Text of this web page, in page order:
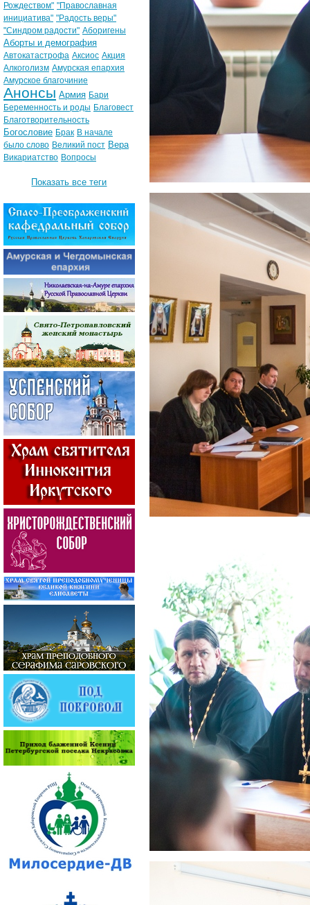
Рождеством" "Православная
инициатива" "Радость веры"
"Синдром радости" Аборигены
Аборты и демография
Автокатастрофа Аксиос Акция
Алкоголизм Амурская епархия
Амурское благочиние
Анонсы Армия Бари
Беременность и роды Благовест
Благотворительность
Богословие Брак В начале
было слово Великий пост Вера
Викариатство Вопросы
Показать все теги